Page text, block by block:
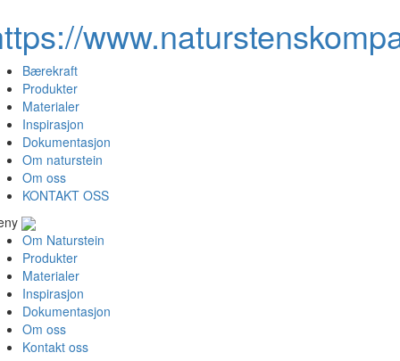
Bærekraft
Produkter
Materialer
Inspirasjon
Dokumentasjon
Om naturstein
Om oss
KONTAKT OSS
Om Naturstein
Produkter
Materialer
Inspirasjon
Dokumentasjon
Om oss
Kontakt oss